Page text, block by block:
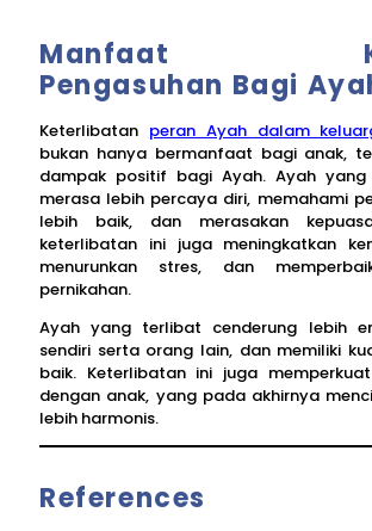
Manfaat
Pengasuhan Bagi
Keterlibatan peran Ayah dalam
bukan hanya bermanfaat bagi anak,
dampak positif bagi Ayah. Ayah
merasa lebih percaya diri, memahami
lebih baik, dan merasakan
keterlibatan ini juga meningkatkan
menurunkan stres, dan
pernikahan.
Ayah yang terlibat cenderung lebih
sendiri serta orang lain, dan memiliki
baik. Keterlibatan ini juga
dengan anak, yang pada akhirnya
lebih harmonis.
References